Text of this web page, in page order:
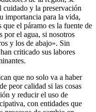
cuidado y la preservación
importancia para la vida,
el páramo es la fuente de
por el agua, si nosotros
y los de abajo». Sin
criticado sus labores
que no solo va a haber
peor calidad si las cosas
y reducir el uso de
con entidades que